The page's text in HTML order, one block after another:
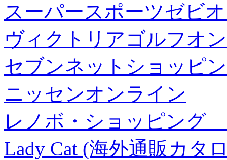
スーパースポーツゼビ
ヴィクトリアゴルフオ
セブンネットショッピ
ニッセンオンライン
レノボ・ショッピング
Lady Cat (海外通販カタ